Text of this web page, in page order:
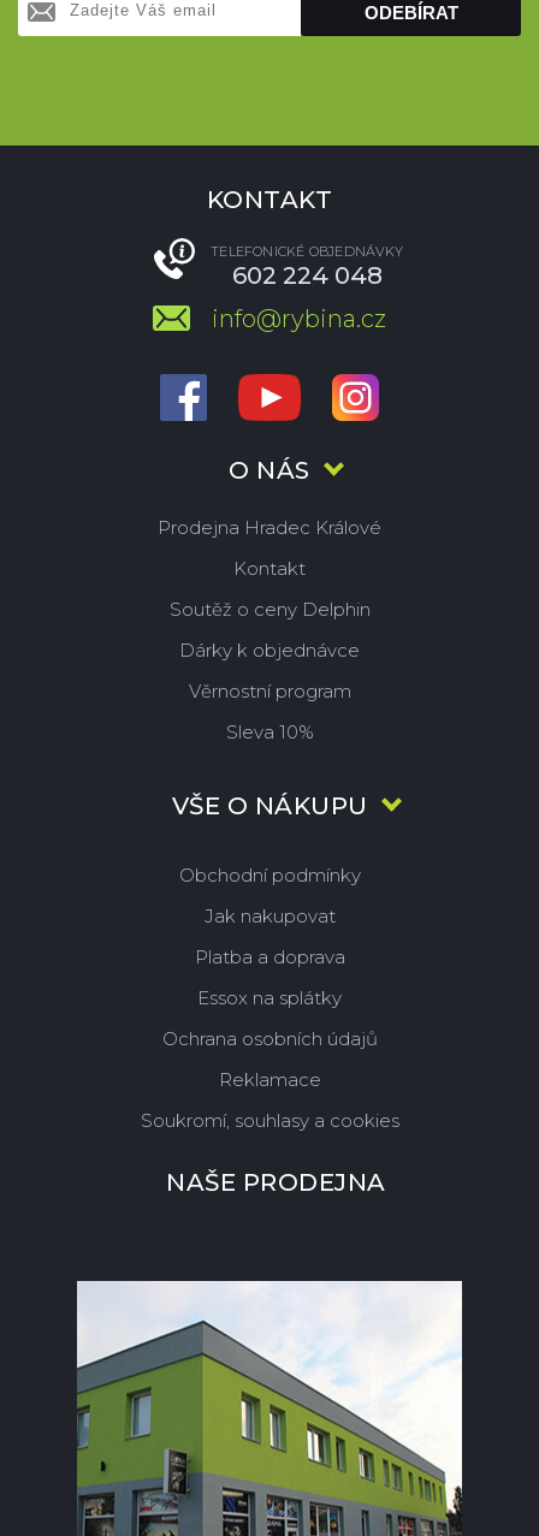
ODEBÍRAT
O NÁS
Prodejna Hradec Králové
Kontakt
Soutěž o ceny Delphin
Dárky k objednávce
Věrnostní program
Sleva 10%
VŠE O NÁKUPU
Obchodní podmínky
Jak nakupovat
Platba a doprava
Essox na splátky
Ochrana osobních údajů
Reklamace
Soukromí, souhlasy a cookies
KONTAKT
TELEFONICKÉ OBJEDNÁVKY
602 224 048
info@rybina.cz
NAŠE PRODEJNA